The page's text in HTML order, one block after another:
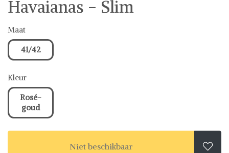
Havaianas - Slim
Maat
41/42
Kleur
Rosé-
goud
Niet beschikbaar 